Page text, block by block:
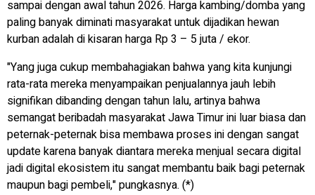
sampai dengan awal tahun 2026. Harga kambing/domba yang
paling banyak diminati masyarakat untuk dijadikan hewan
kurban adalah di kisaran harga Rp 3 – 5 juta / ekor.
"Yang juga cukup membahagiakan bahwa yang kita kunjungi
rata-rata mereka menyampaikan penjualannya jauh lebih
signifikan dibanding dengan tahun lalu, artinya bahwa
semangat beribadah masyarakat Jawa Timur ini luar biasa dan
peternak-peternak bisa membawa proses ini dengan sangat
update karena banyak diantara mereka menjual secara digital
jadi digital ekosistem itu sangat membantu baik bagi peternak
maupun bagi pembeli," pungkasnya. (*)